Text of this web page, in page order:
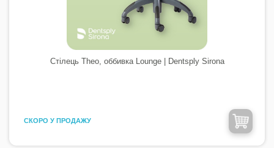
Стілець Theo, оббивка Lounge | Dentsply Sirona
CКОРО У ПРОДАЖУ